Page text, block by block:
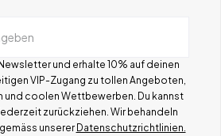
und erhalte 10% auf deinen
VIP-Zugang zu tollen Angeboten,
und coolen Wettbewerben. Du kannst
zurückziehen. Wir behandeln
ss unserer Datenschutzrichtlinien.